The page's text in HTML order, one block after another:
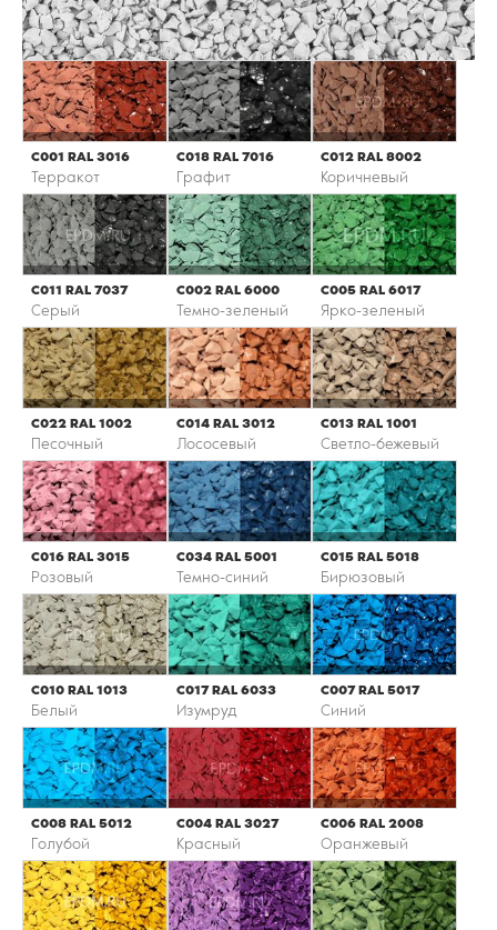
С001 RAL 3016
Терракот
С018 RAL 7016
Графит
С012 RAL 8002
Коричневый
С011 RAL 7037
Серый
С002 RAL 6000
Темно-зеленый
С005 RAL 6017
Ярко-зеленый
С022 RAL 1002
Песочный
С014 RAL 3012
Лососевый
С013 RAL 1001
Светло-бежевый
С016 RAL 3015
Розовый
С034 RAL 5001
Темно-синий
С015 RAL 5018
Бирюзовый
С010 RAL 1013
Белый
С017 RAL 6033
Изумруд
С007 RAL 5017
Синий
С008 RAL 5012
Голубой
С004 RAL 3027
Красный
С006 RAL 2008
Оранжевый